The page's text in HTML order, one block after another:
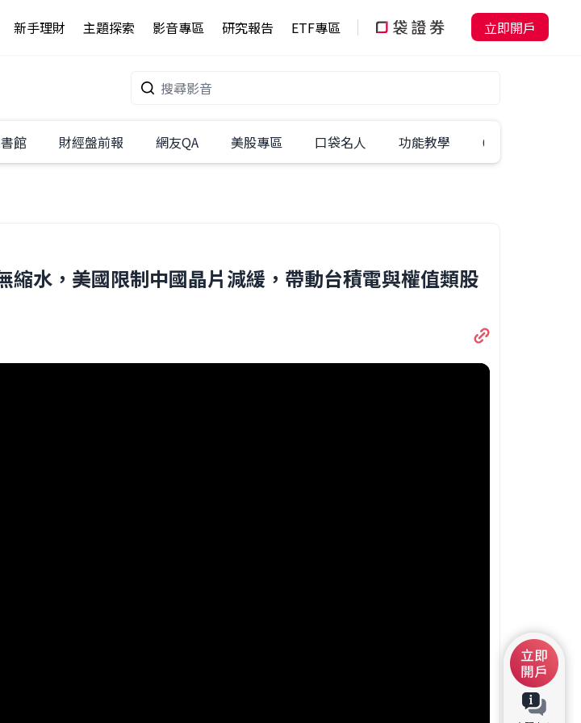
新手理財 主題探索 影音專區 研究報告 ETF專區 立即開戶
館 財經盤前報 網友QA 美股專區 口袋名人 功能教學 60秒學一招
縮水，美國限制中國晶片減緩，帶動台積電與權值類股